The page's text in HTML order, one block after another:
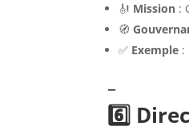
🎻 Mission :
🧭
✅ Exemple :
–
6️⃣